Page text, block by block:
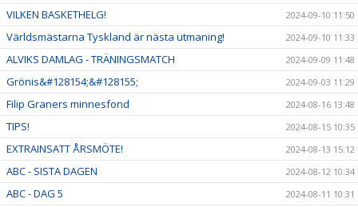
VILKEN BASKETHELG! 2024-09-10 11:50
Världsmästarna Tyskland är nästa utmaning! 2024-09-10 11:33
ALVIKS DAMLAG - TRÄNINGSMATCH 2024-09-09 11:48
Grönis&#128154;&#128155; 2024-09-03 11:29
Filip Graners minnesfond 2024-08-16 13:48
TIPS! 2024-08-15 10:35
EXTRAINSATT ÅRSMÖTE! 2024-08-13 15:12
ABC - SISTA DAGEN 2024-08-12 10:34
ABC - DAG 5 2024-08-11 10:31